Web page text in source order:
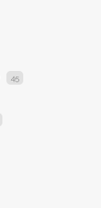
45